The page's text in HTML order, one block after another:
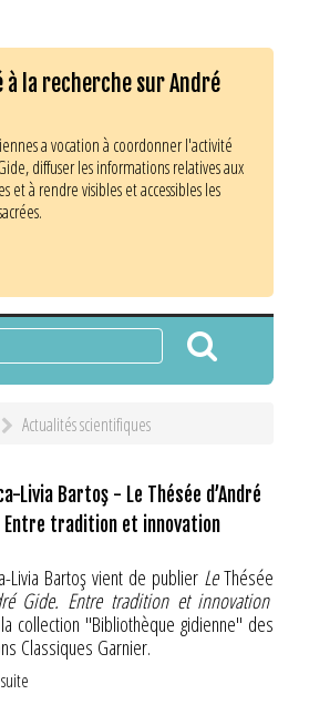
à la recherche sur André
a vocation à coordonner l'activité
diffuser les informations relatives aux
et à rendre visibles et accessibles les
Actualités scientifiques
Livia Bartoş - Le Thésée d’André
Entre tradition et innovation
Livia Bartoş vient de publier LeThésée
Gide. Entre tradition et innovation
collection "Bibliothèque gidienne" des
Classiques Garnier.
la mythologie antique au